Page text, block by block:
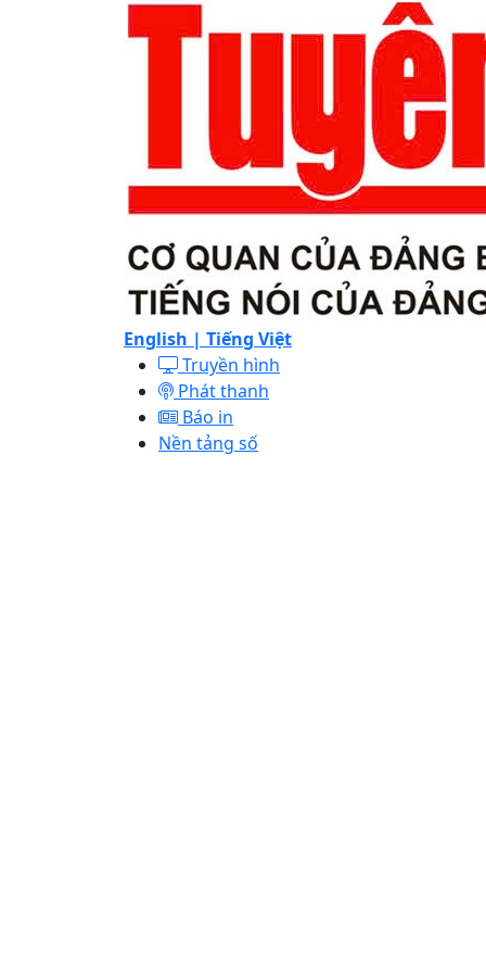
English | Tiếng Việt
Truyền hình
Phát thanh
Báo in
Nền tảng số